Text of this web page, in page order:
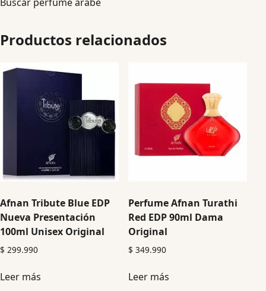
Productos relacionados
Afnan Tribute Blue EDP
Nueva Presentación
100ml Unisex Original
$ 299.990
Leer más
Perfume Afnan Turathi
Red EDP 90ml Dama
Original
$ 349.990
Leer más